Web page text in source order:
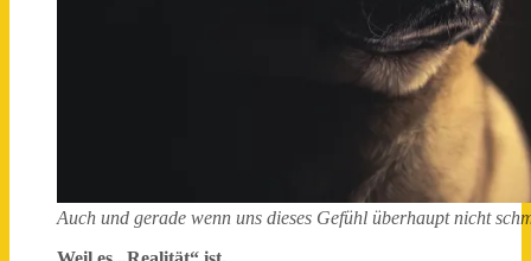
Auch und gerade wenn uns dieses Gefühl überhaupt nicht